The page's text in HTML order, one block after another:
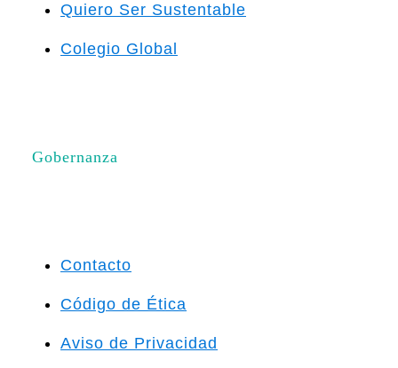
Quiero Ser Sustentable
Colegio Global
Gobernanza
Contacto
Código de Ética
Aviso de Privacidad